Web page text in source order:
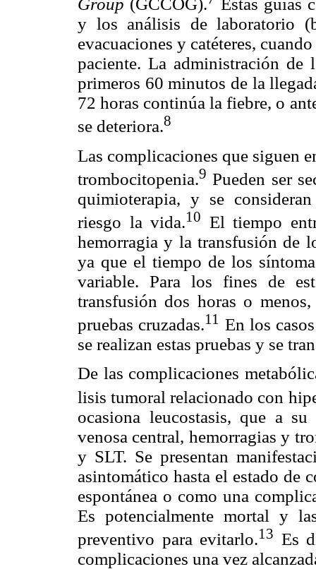
Group (GCCOG).
Estas guías
y los análisis de laboratorio
evacuaciones y catéteres,
paciente. La administración de
primeros 60 minutos de la
72 horas continúa la fiebre, o
se deteriora.8
Las complicaciones que siguen
trombocitopenia.9 Pueden ser
quimioterapia, y se
riesgo la vida.10 El tiempo
hemorragia y la transfusión de
ya que el tiempo de los
variable. Para los fines de
transfusión dos horas o
pruebas cruzadas.11 En los
se realizan estas pruebas y se
De las complicaciones
lisis tumoral relacionado con
ocasiona leucostasis, que a
venosa central, hemorragias y
y SLT. Se presentan
asintomático hasta el estado de
espontánea o como una
Es potencialmente mortal y
preventivo para evitarlo.13 Es
complicaciones una vez